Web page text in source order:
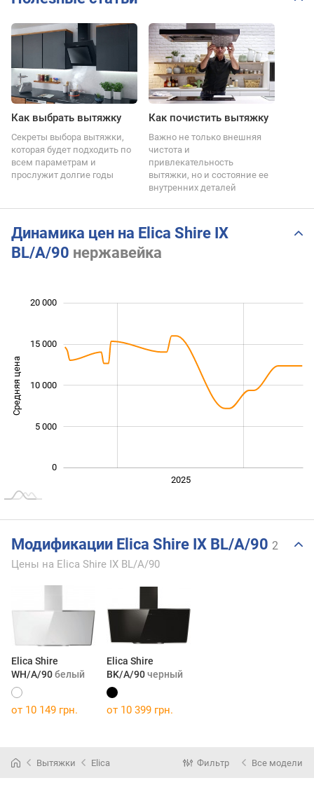
Как выбрать вытяжку
Секреты выбора вытяжки,
которая будет подходить по
всем параметрам и
прослужит долгие годы
Как почистить вытяжку
Важно не только внешняя
чистота и
привлекательность
вытяжки, но и состояние ее
внутренних деталей
Динамика цен на Elica Shire IX
BL/A/90 нержавейка
Средняя цена 10 000
0
5 000
10 000
15 000
20 000
2025
Модификации Elica Shire IX BL/A/90 2
Цены на Elica Shire IX BL/A/90
Elica Shire
WH/A/90белый
Elica Shire
BK/A/90черный
от 10 149 грн. от 10 399 грн.
Вытяжки Elica Фильтр Все модели